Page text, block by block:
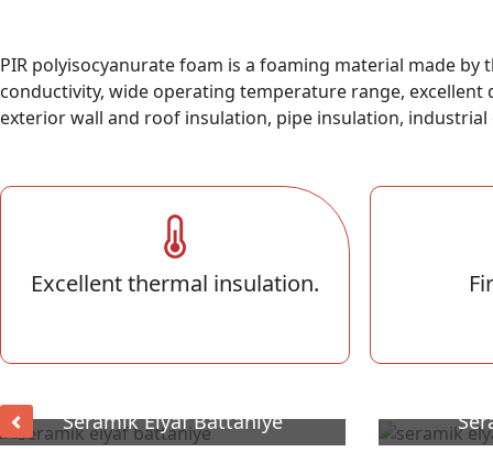
PIR polyisocyanurate foam is a foaming material made
conductivity, wide operating temperature range,
exterior wall and roof insulation, pipe insulation,
Excellent thermal insulation.
Seramik Elyaf Battaniye